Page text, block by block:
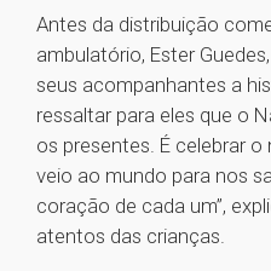
Antes da distribuição
ambulatório, Ester
seus acompanhantes a
ressaltar para eles que o
os presentes. É celebrar
veio ao mundo para nos
coração de cada um”,
atentos das crianças.